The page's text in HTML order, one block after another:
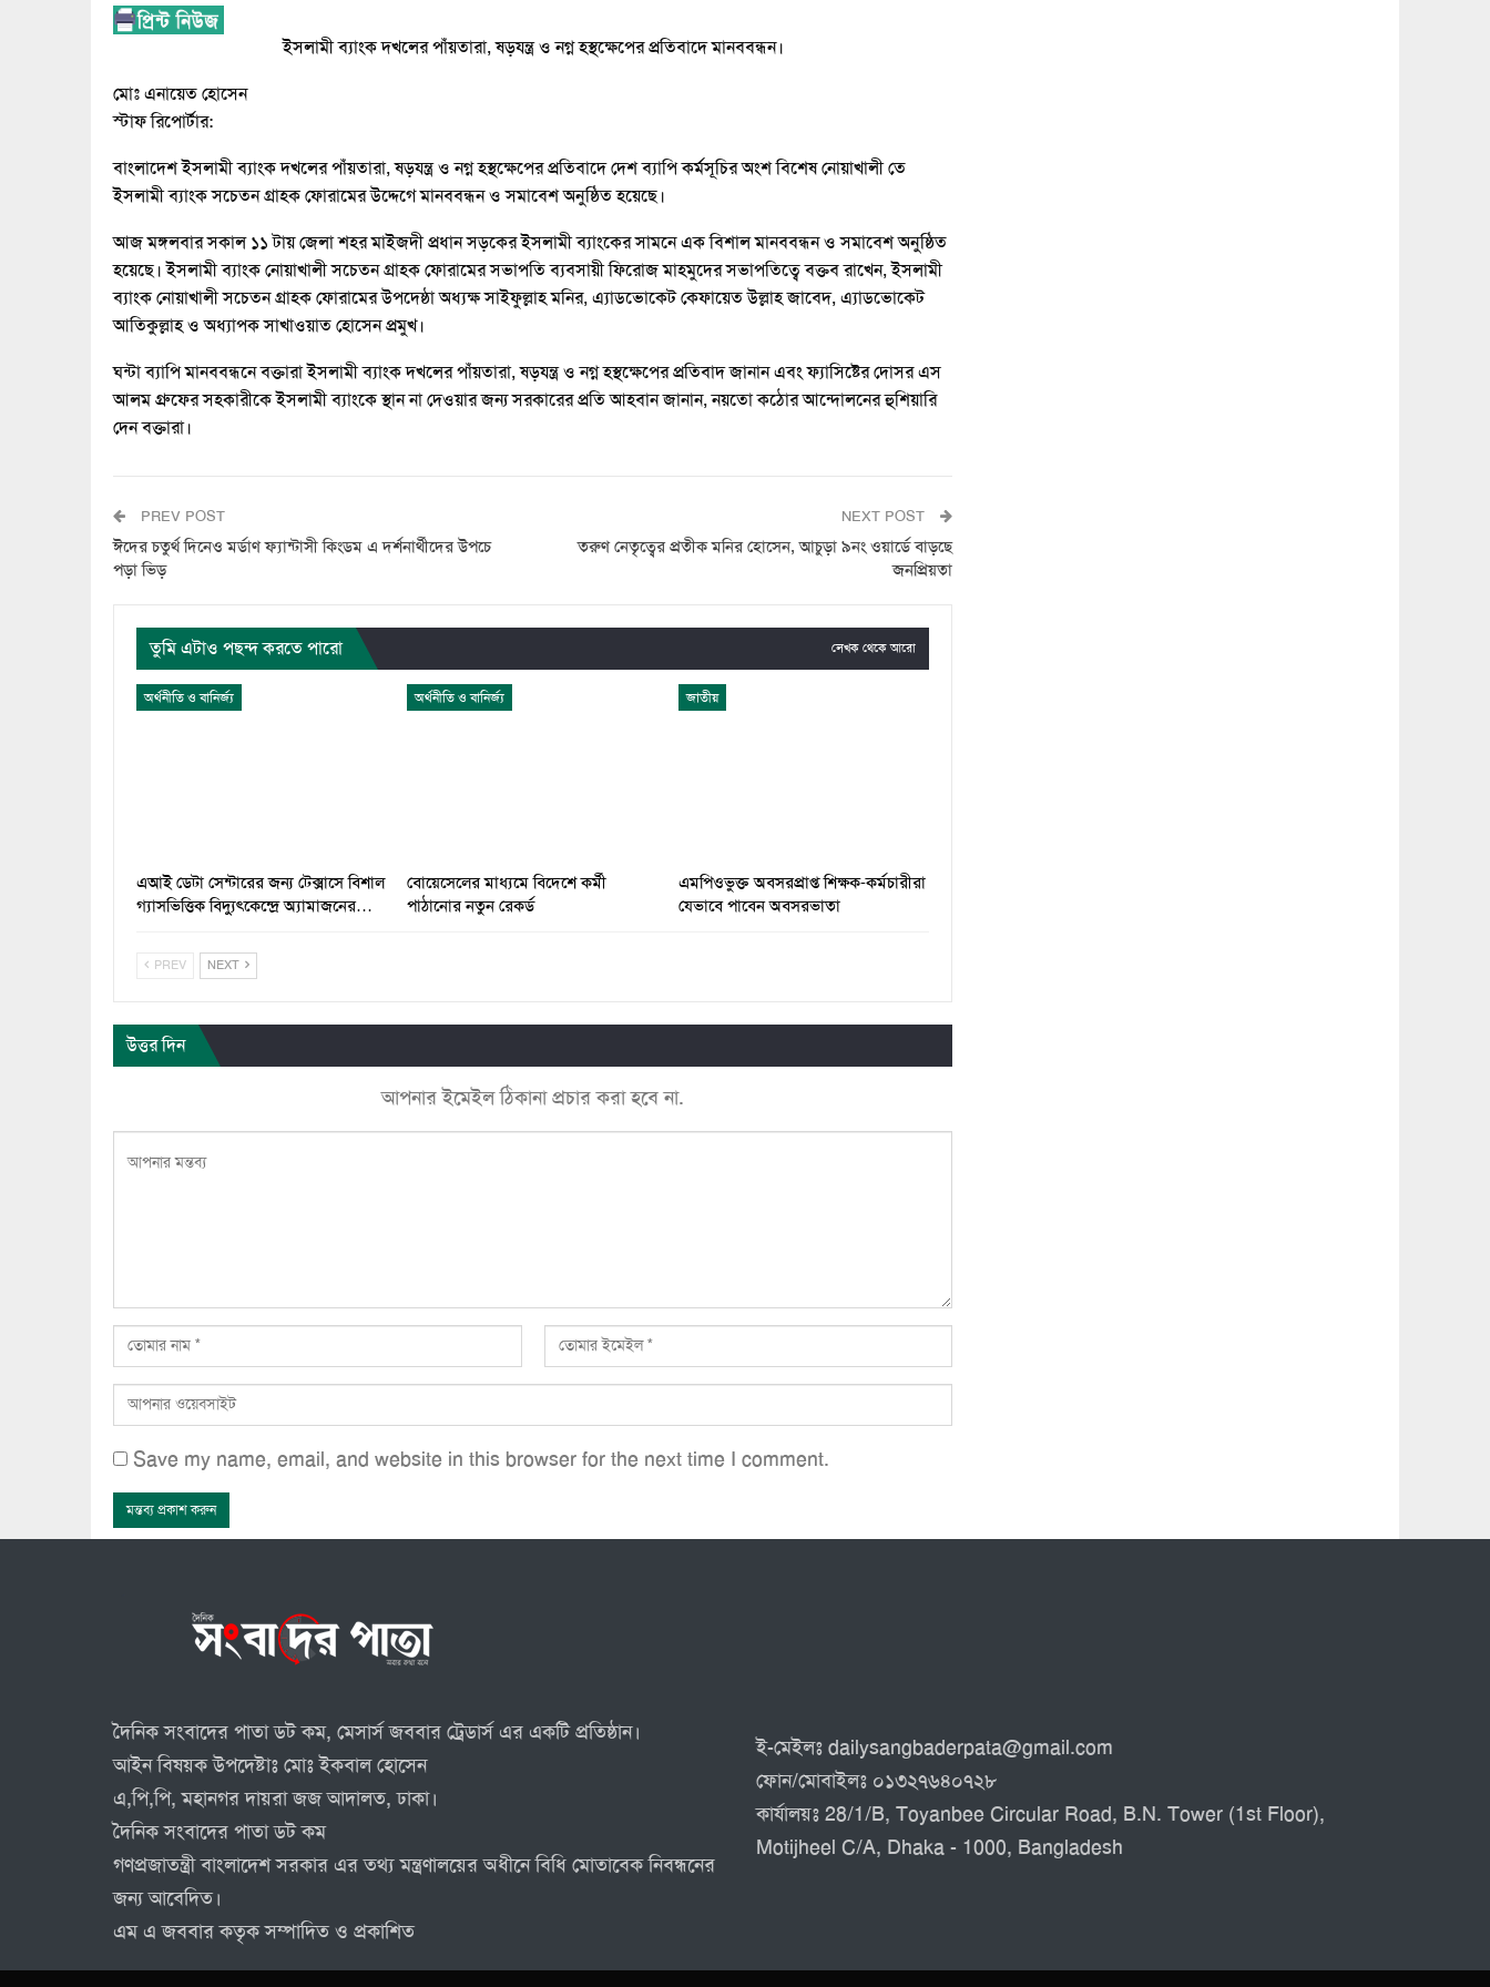
ইসলামী ব্যাংক দখলের পাঁয়তারা, ষড়যন্ত্র ও নগ্ন হস্থক্ষেপের প্রতিবাদে মানববন্ধন।
মোঃ এনায়েত হোসেন
স্টাফ রিপোর্টার:
বাংলাদেশ ইসলামী ব্যাংক দখলের পাঁয়তারা, ষড়যন্ত্র ও নগ্ন হস্থক্ষেপের প্রতিবাদে দেশ ব্যাপি কর্মসূচির অংশ বিশেষ নোয়াখালী তে
ইসলামী ব্যাংক সচেতন গ্রাহক ফোরামের উদ্দেগে মানববন্ধন ও সমাবেশ অনুষ্ঠিত হয়েছে।
আজ মঙ্গলবার সকাল ১১ টায় জেলা শহর মাইজদী প্রধান সড়কের ইসলামী ব্যাংকের সামনে এক বিশাল মানববন্ধন ও সমাবেশ অনুষ্ঠিত
হয়েছে। ইসলামী ব্যাংক নোয়াখালী সচেতন গ্রাহক ফোরামের সভাপতি ব্যবসায়ী ফিরোজ মাহমুদের সভাপতিত্বে বক্তব রাখেন, ইসলামী
ব্যাংক নোয়াখালী সচেতন গ্রাহক ফোরামের উপদেষ্ঠা অধ্যক্ষ সাইফুল্লাহ মনির, এ্যাডভোকেট কেফায়েত উল্লাহ জাবেদ, এ্যাডভোকেট
আতিকুল্লাহ ও অধ্যাপক সাখাওয়াত হোসেন প্রমুখ।
ঘন্টা ব্যাপি মানববন্ধনে বক্তারা ইসলামী ব্যাংক দখলের পাঁয়তারা, ষড়যন্ত্র ও নগ্ন হস্থক্ষেপের প্রতিবাদ জানান এবং ফ্যাসিষ্টের দোসর এস
আলম গ্রুফের সহকারীকে ইসলামী ব্যাংকে স্থান না দেওয়ার জন্য সরকারের প্রতি আহবান জানান, নয়তো কঠোর আন্দোলনের হুশিয়ারি
দেন বক্তারা।
PREV POST
ঈদের চতুর্থ দিনেও মর্ডাণ ফ্যান্টাসী কিংডম এ দর্শনার্থীদের উপচে
পড়া ভিড়
NEXT POST
তরুণ নেতৃত্বের প্রতীক মনির হোসেন, আচুড়া ৯নং ওয়ার্ডে বাড়ছে
জনপ্রিয়তা
তুমি এটাও পছন্দ করতে পারো লেখক থেকে আরো
অর্থনীতি ও বানির্জ্য
এআই ডেটা সেন্টারের জন্য টেক্সাসে বিশাল
গ্যাসভিত্তিক বিদ্যুৎকেন্দ্রে অ্যামাজনের…
অর্থনীতি ও বানির্জ্য
বোয়েসেলের মাধ্যমে বিদেশে কর্মী
পাঠানোর নতুন রেকর্ড
জাতীয়
এমপিওভুক্ত অবসরপ্রাপ্ত শিক্ষক-কর্মচারীরা
যেভাবে পাবেন অবসরভাতা
PREV NEXT
উত্তর দিন
আপনার ইমেইল ঠিকানা প্রচার করা হবে না.
Save my name, email, and website in this browser for the next time I comment.
দৈনিক সংবাদের পাতা ডট কম, মেসার্স জববার ট্রেডার্স এর একটি প্রতিষ্ঠান।
আইন বিষয়ক উপদেষ্টাঃ মোঃ ইকবাল হোসেন
এ,পি,পি, মহানগর দায়রা জজ আদালত, ঢাকা।
দৈনিক সংবাদের পাতা ডট কম
গণপ্রজাতন্ত্রী বাংলাদেশ সরকার এর তথ্য মন্ত্রণালয়ের অধীনে বিধি মোতাবেক নিবন্ধনের
জন্য আবেদিত।
এম এ জববার কতৃক সম্পাদিত ও প্রকাশিত
ই-মেইলঃ dailysangbaderpata@gmail.com
ফোন/মোবাইলঃ ০১৩২৭৬৪০৭২৮
কার্যালয়ঃ 28/1/B, Toyanbee Circular Road, B.N. Tower (1st Floor),
Motijheel C/A, Dhaka - 1000, Bangladesh